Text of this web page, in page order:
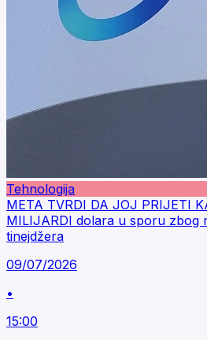
Tehnologija
META TVRDI DA JOJ PRIJETI
MILIJARDI dolara u sporu zbog
tinejdžera
09/07/2026
•
15:00